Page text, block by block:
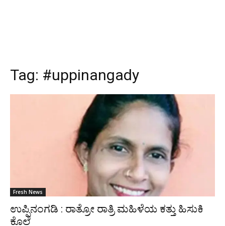
Tag: #uppinangady
Fresh News
ಉಪ್ಪಿನಂಗಡಿ : ರಾತ್ರೋ ರಾತ್ರಿ ಮಹಿಳೆಯ ಕತ್ತು ಹಿಸುಕಿ
ಕೊಲೆ